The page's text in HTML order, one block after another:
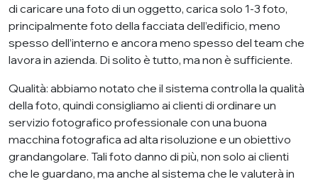
di caricare una foto di un oggetto, carica solo 1-3 foto,
principalmente foto della facciata dell’edificio, meno
spesso dell’interno e ancora meno spesso del team che
lavora in azienda. Di solito è tutto, ma non è sufficiente.
Qualità: abbiamo notato che il sistema controlla la qualità
della foto, quindi consigliamo ai clienti di ordinare un
servizio fotografico professionale con una buona
macchina fotografica ad alta risoluzione e un obiettivo
grandangolare. Tali foto danno di più, non solo ai clienti
che le guardano, ma anche al sistema che le valuterà in